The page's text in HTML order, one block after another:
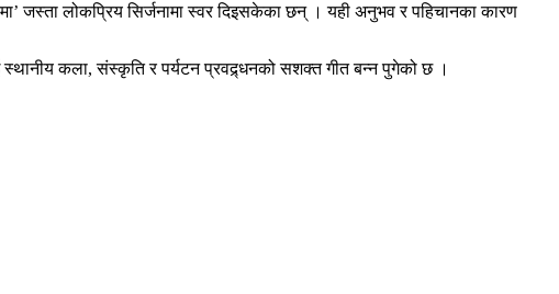
जस्ता लोकप्रिय सिर्जनामा स्वर दिइसकेका छन् । यही अनुभव र पहिचानका कारण
कला, संस्कृति र पर्यटन प्रवद्र्धनको सशक्त गीत बन्न पुगेको छ ।